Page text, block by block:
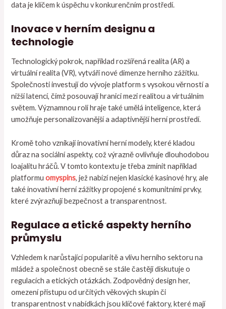
data je klíčem k úspěchu v konkurenčním prostředí.
Inovace v herním designu a
technologie
Technologický pokrok, například rozšířená realita (AR) a
virtuální realita (VR), vytváří nové dimenze herního zážitku.
Společnosti investují do vývoje platform s vysokou věrností a
nižší latencí, čímž posouvají hranici mezi realitou a virtuálním
světem. Významnou roli hraje také umělá inteligence, která
umožňuje personalizovanější a adaptivnější herní prostředí.
Kromě toho vznikají inovativní herní modely, které kladou
důraz na sociální aspekty, což výrazně ovlivňuje dlouhodobou
loajalitu hráčů. V tomto kontextu je třeba zmínit například
platformuomyspins, jež nabízí nejen klasické kasinové hry, ale
také inovativní herní zážitky propojené s komunitními prvky,
které zvýrazňují bezpečnost a transparentnost.
Regulace a etické aspekty herního
průmyslu
Vzhledem k narůstající popularitě a vlivu herního sektoru na
mládež a společnost obecně se stále častěji diskutuje o
regulacích a etických otázkách. Zodpovědný design her,
omezení přístupu od určitých věkových skupin či
transparentnost v nabídkách jsou klíčové faktory, které mají